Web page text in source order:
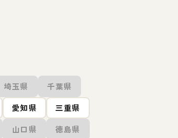
埼玉県
千葉県
愛知県
三重県
山口県
徳島県